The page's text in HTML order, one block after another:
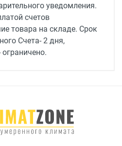
при охлаждении
при обогреве
при охлаждении
уведомления.
счетов
товара на складе. Срок
Счета- 2 дня,